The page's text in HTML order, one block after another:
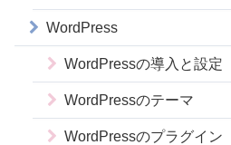
WordPress
WordPressの導入と設定
WordPressのテーマ
WordPressのプラグイン